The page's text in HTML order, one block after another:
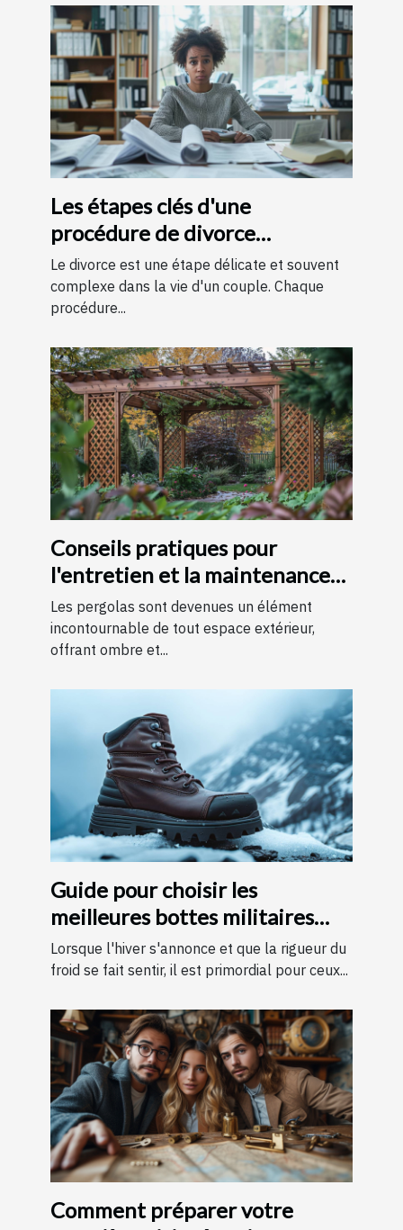
Les étapes clés d'une
procédure de divorce
expliquées simplement
Le divorce est une étape délicate et souvent
complexe dans la vie d'un couple. Chaque
procédure...
Conseils pratiques pour
l'entretien et la maintenance
des pergolas
Les pergolas sont devenues un élément
incontournable de tout espace extérieur,
offrant ombre et...
Guide pour choisir les
meilleures bottes militaires
pour l'hiver
Lorsque l'hiver s'annonce et que la rigueur du
froid se fait sentir, il est primordial pour ceux...
Comment préparer votre